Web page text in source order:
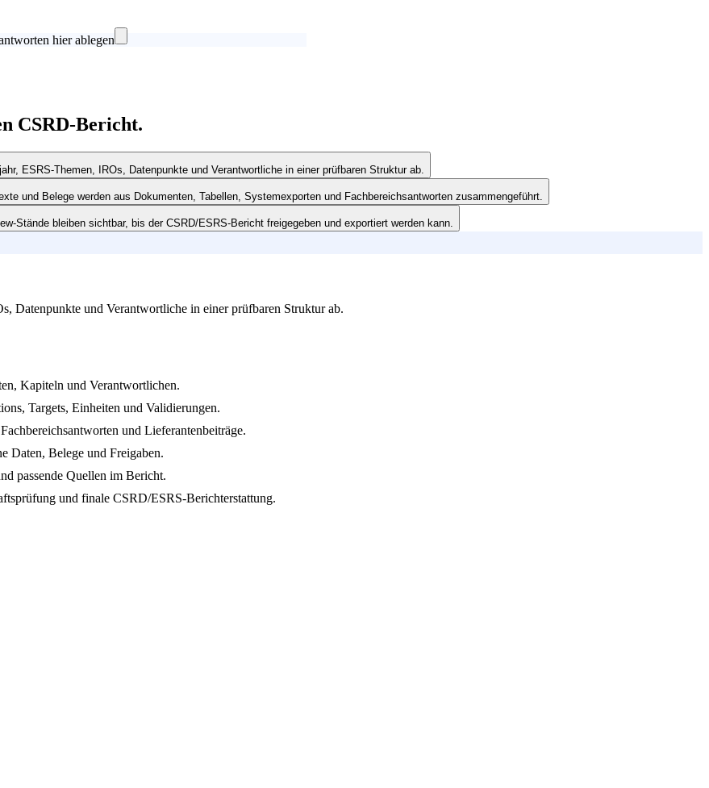
hier ablegen
CSRD-Bericht.
ESRS-Themen, IROs, Datenpunkte und Verantwortliche in einer prüfbaren Struktur ab.
und Belege werden aus Dokumenten, Tabellen, Systemexporten und Fachbereichsantworten zusammengeführt.
Stände bleiben sichtbar, bis der CSRD/ESRS-Bericht freigegeben und exportiert werden kann.
Datenpunkte und Verantwortliche in einer prüfbaren Struktur ab.
Kapiteln und Verantwortlichen.
Targets, Einheiten und Validierungen.
und Lieferantenbeiträge.
Daten, Belege und Freigaben.
passende Quellen im Bericht.
und finale CSRD/ESRS-Berichterstattung.